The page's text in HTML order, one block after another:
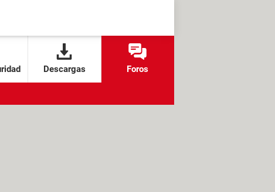
Descargas Foros